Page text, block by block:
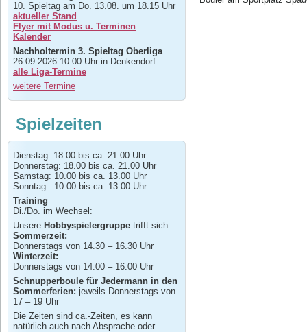
10. Spieltag am Do. 13.08. um 18.15 Uhr
aktueller Stand
Flyer mit Modus u. Terminen
Kalender
Nachholtermin 3. Spieltag Oberliga
26.09.2026 10.00 Uhr in Denkendorf
alle Liga-Termine
weitere Termine
Spielzeiten
Dienstag: 18.00 bis ca. 21.00 Uhr
Donnerstag: 18.00 bis ca. 21.00 Uhr
Samstag: 10.00 bis ca. 13.00 Uhr
Sonntag: 10.00 bis ca. 13.00 Uhr
Training
Di./Do. im Wechsel:
Unsere Hobbyspielergruppe trifft sich
Sommerzeit:
Donnerstags von 14.30 – 16.30 Uhr
Winterzeit:
Donnerstags von 14.00 – 16.00 Uhr
Schnupperboule für Jedermann in den
Sommerferien: jeweils Donnerstags von
17 – 19 Uhr
Die Zeiten sind ca.-Zeiten, es kann
natürlich auch nach Absprache oder